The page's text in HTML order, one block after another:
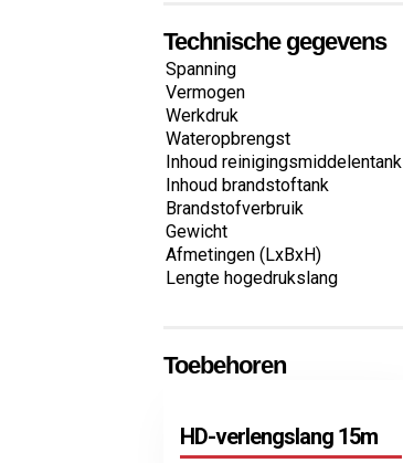
Technische gegevens
Spanning
Vermogen
Werkdruk
Wateropbrengst
Inhoud reinigingsmiddelentank
Inhoud brandstoftank
Brandstofverbruik
Gewicht
Afmetingen (LxBxH)
Lengte hogedrukslang
Toebehoren
HD-verlengslang 15m